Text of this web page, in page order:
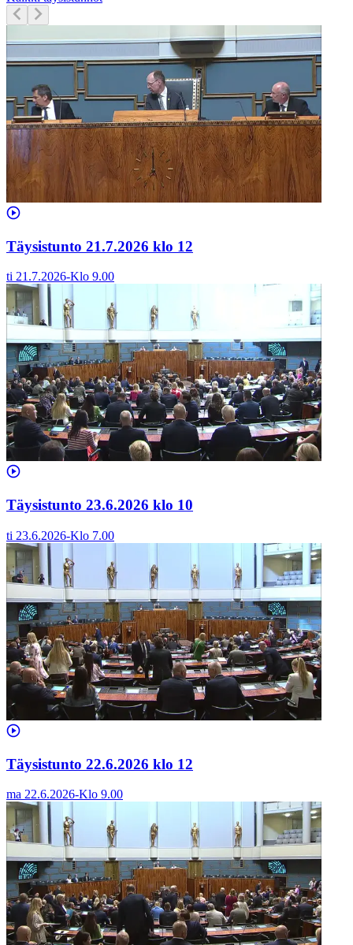
Täysistunto 21.7.2026 klo 12
ti 21.7.2026-Klo 9.00
Täysistunto 23.6.2026 klo 10
ti 23.6.2026-Klo 7.00
Täysistunto 22.6.2026 klo 12
ma 22.6.2026-Klo 9.00